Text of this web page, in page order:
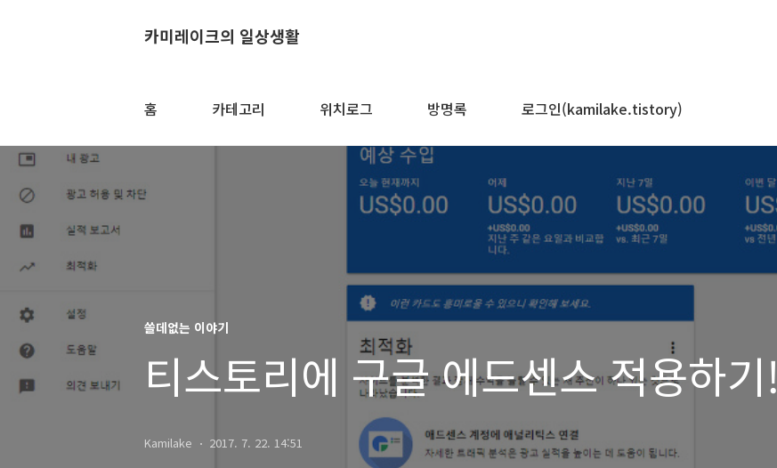
카미레이크의 일상생활
홈 카테고리 위치로그 방명록 로그인(kamilake.tistory)
쓸데없는 이야기
티스토리에 구글 에드센스 적용하기!
Kamilake 2017. 7. 22. 14:51